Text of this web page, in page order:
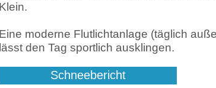
Klein.
Eine moderne Flutlichtanlage (täglich
lässt den Tag sportlich ausklingen.
Schneebericht